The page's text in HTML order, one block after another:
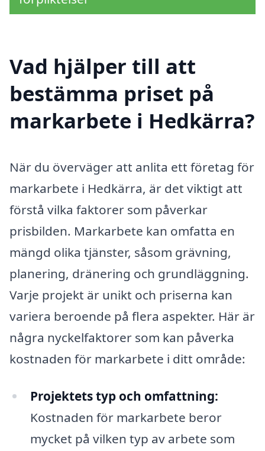
Vad hjälper till att
bestämma priset på
markarbete i Hedkärra?
När du överväger att anlita ett företag för
markarbete i Hedkärra, är det viktigt att
förstå vilka faktorer som påverkar
prisbilden. Markarbete kan omfatta en
mängd olika tjänster, såsom grävning,
planering, dränering och grundläggning.
Varje projekt är unikt och priserna kan
variera beroende på flera aspekter. Här är
några nyckelfaktorer som kan påverka
kostnaden för markarbete i ditt område:
Projektets typ och omfattning:
Kostnaden för markarbete beror
mycket på vilken typ av arbete som